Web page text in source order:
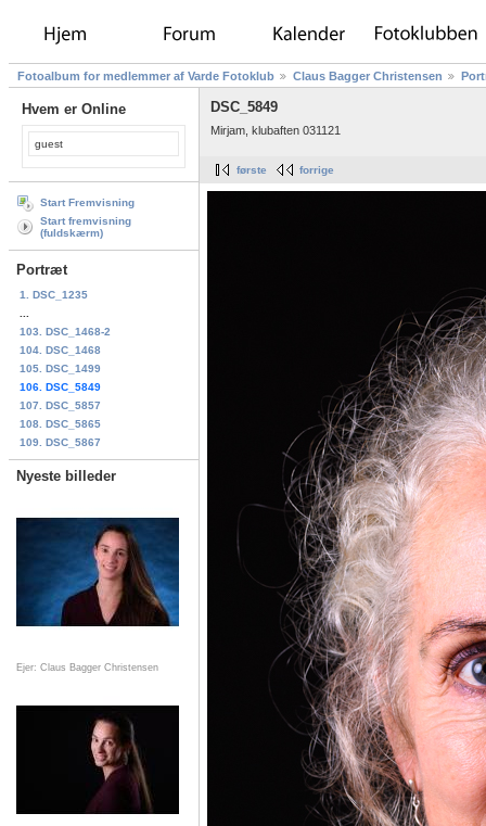
Fotoalbum for medlemmer af Varde Fotoklub Claus Bagger Christensen
Hvem er Online
guest
Start Fremvisning
Start fremvisning
(fuldskærm)
Portræt
1. DSC_1235
103. DSC_1468-2
104. DSC_1468
105. DSC_1499
106. DSC_5849
107. DSC_5857
108. DSC_5865
109. DSC_5867
Nyeste billeder
Ejer: Claus Bagger Christensen
DSC_5849
Mirjam, klubaften 031121
første forrige